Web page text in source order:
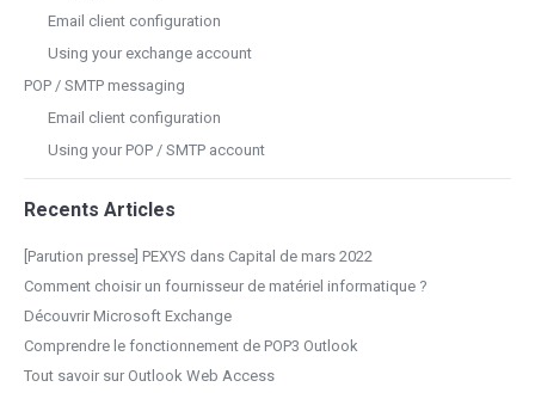
Email client configuration
Using your exchange account
POP / SMTP messaging
Email client configuration
Using your POP / SMTP account
Recents Articles
[Parution presse] PEXYS dans Capital de mars 2022
Comment choisir un fournisseur de matériel informatique ?
Découvrir Microsoft Exchange
Comprendre le fonctionnement de POP3 Outlook
Tout savoir sur Outlook Web Access